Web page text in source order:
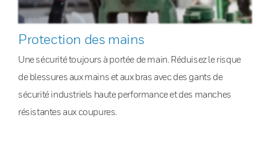
Protection des mains
Une sécurité toujours à portée de main. Réduisez le risque
de blessures aux mains et aux bras avec des gants de
sécurité industriels haute performance et des manches
résistantes aux coupures.